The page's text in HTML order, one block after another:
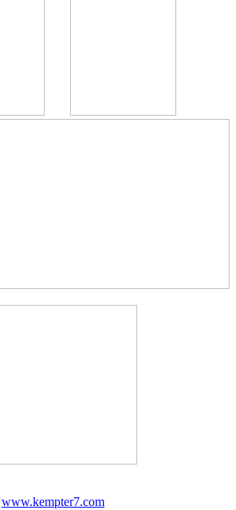
www.kempter7.com